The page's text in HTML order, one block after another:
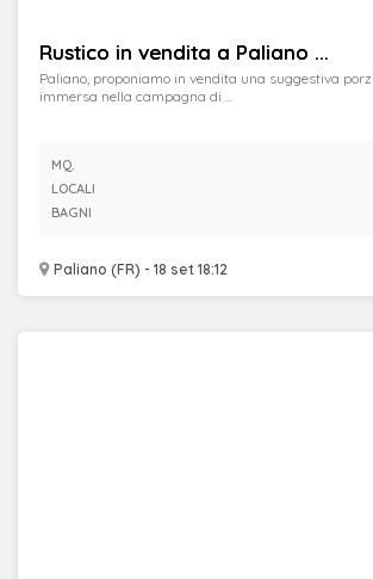
Rustico in vendita a Paliano ...
Paliano (FR) - 18 set 18:12
Paliano, proponiamo in vendita una suggestiva
immersa nella campagna di ...
MQ.
LOCALI
BAGNI